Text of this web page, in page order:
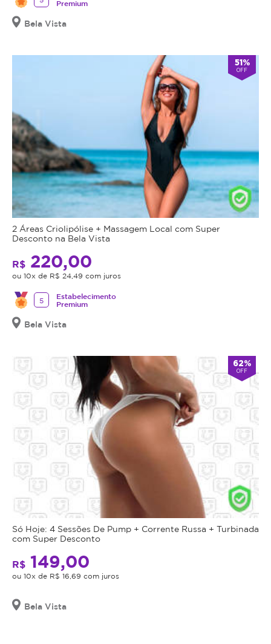
Premium
Bela Vista
51%
OFF
2 Áreas Criolipólise + Massagem Local com Super
Desconto na Bela Vista
R$ 220,00
ou 10x de R$ 24,49 com juros
5
Estabelecimento
Premium
Bela Vista
62%
OFF
Só Hoje: 4 Sessões De Pump + Corrente Russa + Turbinada
com Super Desconto
R$ 149,00
ou 10x de R$ 16,69 com juros
Bela Vista